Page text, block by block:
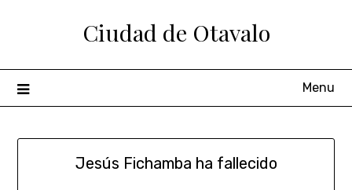
Ciudad de Otavalo
Menu
Jesús Fichamba ha fallecido